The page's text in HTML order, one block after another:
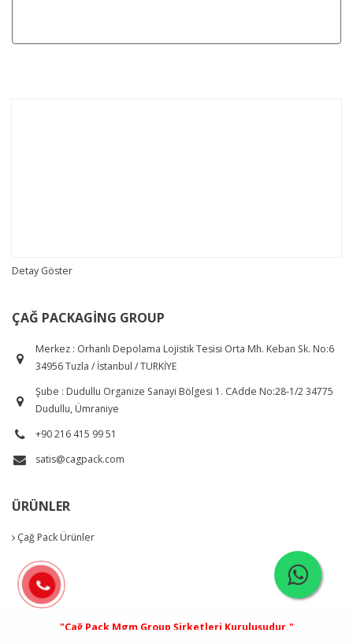
Detay Göster
ÇAĞ PACKAGING GROUP
Merkez : Orhanlı Depolama Lojistik Tesisi Orta Mh. Keban Sk. No:6
34956 Tuzla / İstanbul / TURKİYE
Şube : Dudullu Organize Sanayi Bölgesi 1. CAdde No:28-1/2 34775
Dudullu, Ümraniye
+90 216 415 99 51
satis@cagpack.com
ÜRÜNLER
Çağ Pack Ürünler
"Çağ Pack Mgm Group Şirketleri Kuruluşudur."